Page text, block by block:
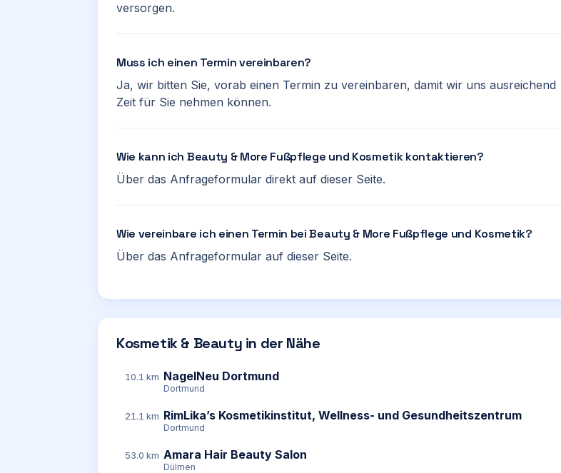
versorgen.
Muss ich einen Termin vereinbaren?
Ja, wir bitten Sie, vorab einen Termin zu vereinbaren, damit wir uns ausreichend
Zeit für Sie nehmen können.
Wie kann ich Beauty & More Fußpflege und Kosmetik kontaktieren?
Über das Anfrageformular direkt auf dieser Seite.
Wie vereinbare ich einen Termin bei Beauty & More Fußpflege und Kosmetik?
Über das Anfrageformular auf dieser Seite.
Kosmetik & Beauty in der Nähe
10.1 km NagelNeu Dortmund
Dortmund
21.1 km RimLika’s Kosmetikinstitut, Wellness- und Gesundheitszentrum
Dortmund
53.0 km Amara Hair Beauty Salon
Dülmen